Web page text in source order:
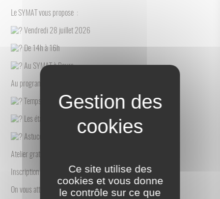
Le SYMAT vous propose :
Vendredi 28 juillet 2026
De 14h à 16h
Au SYMAT à Bours
Au programme :
Temps d’échanges sur les pratiques de chacun
Les étapes clés pour réussir son compost
Astuces pour garder le contrôle… même quand ça chauffe !
Atelier gratuit
Inscription obligatoire : prevention@symat.fr
On vous attend nombreux !
Ce site utilise des
cookies et vous donne
le contrôle sur ce que